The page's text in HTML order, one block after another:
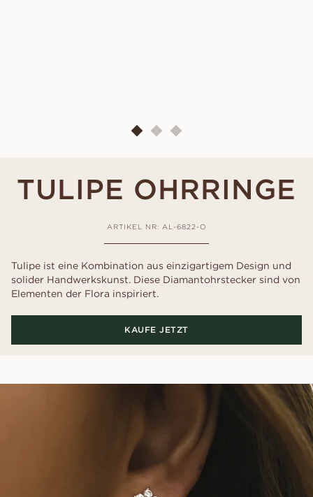
TULIPE OHRRINGE
ARTIKEL NR: AL-6822-O
Tulipe ist eine Kombination aus einzigartigem Design und
solider Handwerkskunst. Diese Diamantohrstecker sind von
Elementen der Flora inspiriert.
KAUFE JETZT